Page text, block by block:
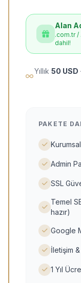
Alan
.com.tr /
dahil!
Yıllık 50 USD
PAKETE
Admin
SSL
Temel
hazır)
Google
İletişim
1 Yıl